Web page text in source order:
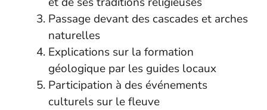
Passage devant des cascades et arches
naturelles
Explications sur la formation
géologique par les guides locaux
Participation à des événements
culturels sur le fleuve